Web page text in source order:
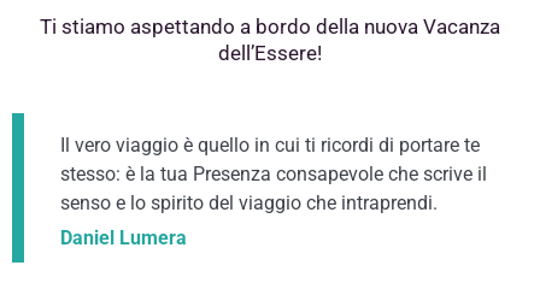
Ti stiamo aspettando a bordo della nuova Vacanza
dell’Essere!
Il vero viaggio è quello in cui ti ricordi di portare te
stesso: è la tua Presenza consapevole che scrive il
senso e lo spirito del viaggio che intraprendi.
Daniel Lumera